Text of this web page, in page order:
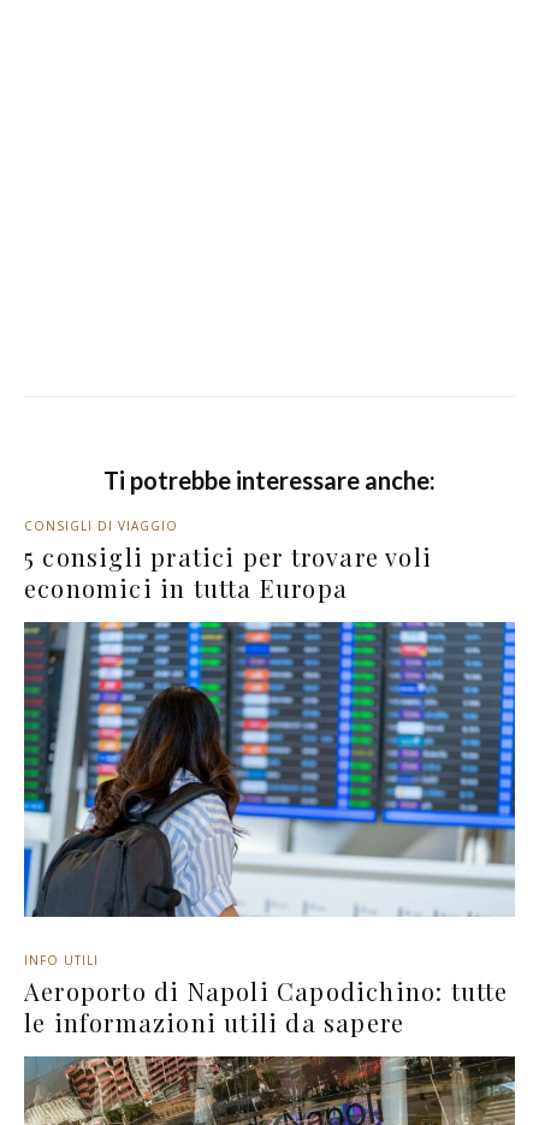
Ti potrebbe interessare anche:
CONSIGLI DI VIAGGIO
5 consigli pratici per trovare voli
economici in tutta Europa
INFO UTILI
Aeroporto di Napoli Capodichino: tutte
le informazioni utili da sapere